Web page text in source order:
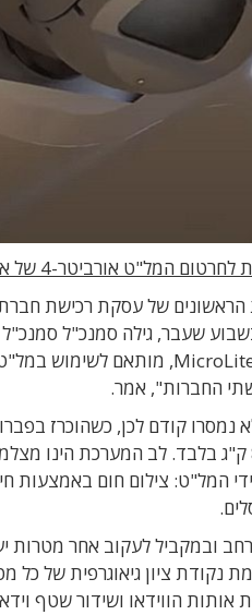
של עסקת רכישת
קיימה בשבוע שעבר, גילה סמנכ"ל
שתי החברות", אמר.
בגודל של כדורגל בקוטר של 25 ס"מ ובמשקל של 8 ק"ג
ובמקביל לעקוב אחר מטרות
נקודת ציון גיאוגרפית של כל
אותות הווידאו ושידור שטף